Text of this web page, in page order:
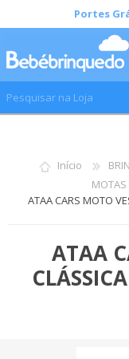
Portes
LISTA DE DESEJOS
(0)
Início
MOTAS
ATAA CARS MOTO
ATAA